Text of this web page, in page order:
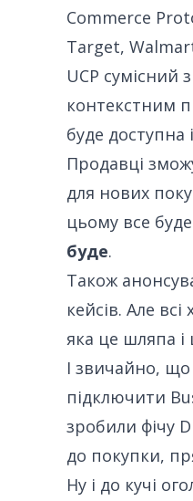
Commerce
Target,
UCP сумісний
контекстним
буде доступна
Продавці
для нових
цьому все
буде.
Також
кейсів. Але
яка це шляпа і
І звичайно,
підключити
зробили фічу
до покупки,
Ну і до кучі